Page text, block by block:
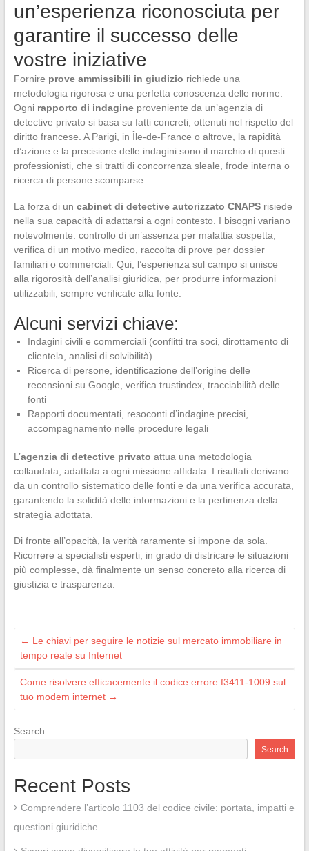
un’esperienza riconosciuta per
garantire il successo delle
vostre iniziative
Fornire prove ammissibili in giudizio richiede una
metodologia rigorosa e una perfetta conoscenza delle norme.
Ogni rapporto di indagineproveniente da un’agenzia di
detective privato si basa su fatti concreti, ottenuti nel rispetto del
diritto francese. A Parigi, in Île-de-France o altrove, la rapidità
d’azione e la precisione delle indagini sono il marchio di questi
professionisti, che si tratti di concorrenza sleale, frode interna o
ricerca di persone scomparse.
La forza di un cabinet di detective autorizzato CNAPSrisiede
nella sua capacità di adattarsi a ogni contesto. I bisogni variano
notevolmente: controllo di un’assenza per malattia sospetta,
verifica di un motivo medico, raccolta di prove per dossier
familiari o commerciali. Qui, l’esperienza sul campo si unisce
alla rigorosità dell’analisi giuridica, per produrre informazioni
utilizzabili, sempre verificate alla fonte.
Alcuni servizi chiave:
Indagini civili e commerciali (conflitti tra soci, dirottamento di
clientela, analisi di solvibilità)
Ricerca di persone, identificazione dell’origine delle
recensioni su Google, verifica trustindex, tracciabilità delle
fonti
Rapporti documentati, resoconti d’indagine precisi,
accompagnamento nelle procedure legali
L’agenzia di detective privato attua una metodologia
collaudata, adattata a ogni missione affidata. I risultati derivano
da un controllo sistematico delle fonti e da una verifica accurata,
garantendo la solidità delle informazioni e la pertinenza della
strategia adottata.
Di fronte all’opacità, la verità raramente si impone da sola.
Ricorrere a specialisti esperti, in grado di districare le situazioni
più complesse, dà finalmente un senso concreto alla ricerca di
giustizia e trasparenza.
← Le chiavi per seguire le notizie sul mercato immobiliare in
tempo reale su Internet
Come risolvere efficacemente il codice errore f3411-1009 sul
tuo modem internet →
Search
Search
Recent Posts
Comprendere l’articolo 1103 del codice civile: portata, impatti e
questioni giuridiche